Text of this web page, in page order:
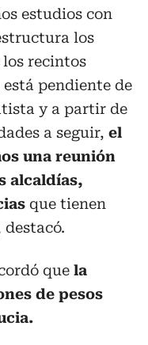
estudios con
los
recintos
pendiente de
y a partir de
a seguir, el
una reunión
alcaldías,
que tienen
destacó.
que la
de pesos